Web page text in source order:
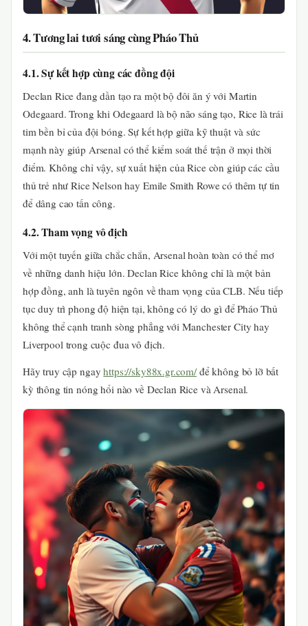
4. Tương lai tươi sáng cùng Pháo Thủ
4.1. Sự kết hợp cùng các đồng đội
Declan Rice đang dần tạo ra một bộ đôi ăn ý với Martin
Odegaard. Trong khi Odegaard là bộ não sáng tạo, Rice là trái
tim bền bỉ của đội bóng. Sự kết hợp giữa kỹ thuật và sức
mạnh này giúp Arsenal có thể kiểm soát thế trận ở mọi thời
điểm. Không chỉ vậy, sự xuất hiện của Rice còn giúp các cầu
thủ trẻ như Rice Nelson hay Emile Smith Rowe có thêm tự tin
để dâng cao tấn công.
4.2. Tham vọng vô địch
Với một tuyến giữa chắc chắn, Arsenal hoàn toàn có thể mơ
về những danh hiệu lớn. Declan Rice không chỉ là một bản
hợp đồng, anh là tuyên ngôn về tham vọng của CLB. Nếu tiếp
tục duy trì phong độ hiện tại, không có lý do gì để Pháo Thủ
không thể cạnh tranh sòng phẳng với Manchester City hay
Liverpool trong cuộc đua vô địch.
Hãy truy cập ngayhttps://sky88x.gr.com/để không bỏ lỡ bất
kỳ thông tin nóng hổi nào về Declan Rice và Arsenal.